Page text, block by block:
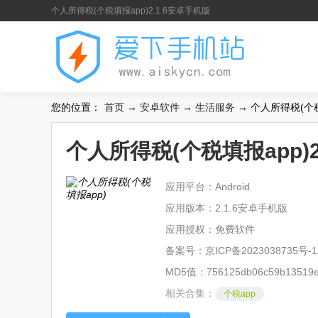
个人所得税(个税填报app)2.1.6安卓手机版
您的位置： 首页 → 安卓软件 → 生活服务 → 个人所得税(个
个人所得税(个税填报
应用平台：Android
应用版本：2.1.6安卓手机版
应用授权：免费软件
备案号： 京ICP备2023038735号-
MD5值：
相关合集：
个税app